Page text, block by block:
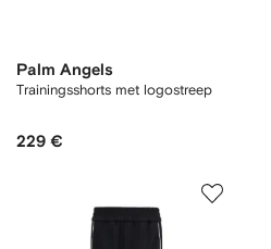
Palm Angels
Trainingsshorts met logostreep
229 €